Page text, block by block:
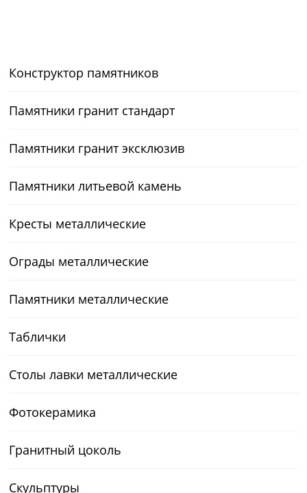
Конструктор памятников
Памятники гранит стандарт
Памятники гранит эксклюзив
Памятники литьевой камень
Кресты металлические
Ограды металлические
Памятники металлические
Таблички
Столы лавки металлические
Фотокерамика
Гранитный цоколь
Скульптуры